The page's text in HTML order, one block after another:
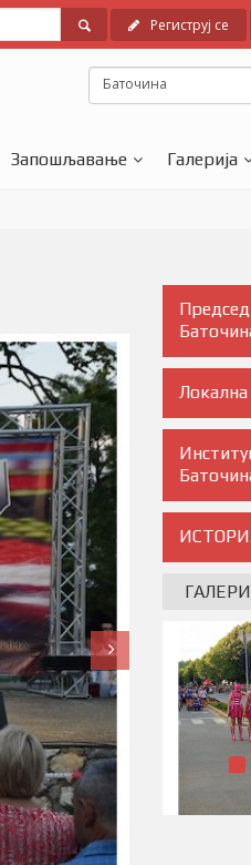
Региструј се
Баточина
Запошљавање Галерија